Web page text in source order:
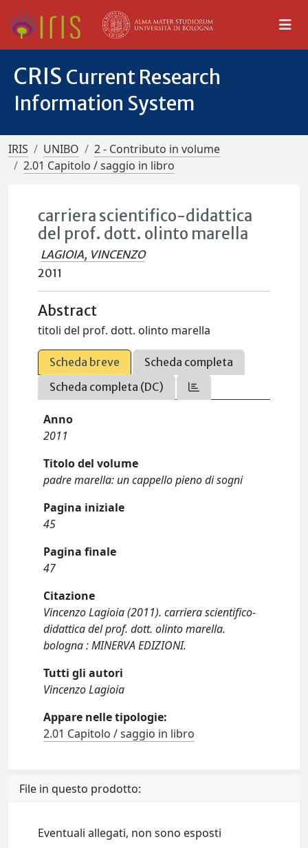
CRIS Current Research
Information System
IRIS UNIBO
2 - Contributo in volume
2.01 Capitolo / saggio in libro
carriera scientifico-didattica
del prof. dott. olinto marella
LAGIOIA, VINCENZO
2011
Abstract
titoli del prof. dott. olinto marella
Scheda breve
Scheda completa
Scheda completa (DC)
Anno
2011
Titolo del volume
padre marella: un cappello pieno di sogni
Pagina iniziale
45
Pagina finale
47
Citazione
Vincenzo Lagioia (2011). carriera scientifico-
didattica del prof. dott. olinto marella.
bologna : MINERVA EDIZIONI.
Tutti gli autori
Vincenzo Lagioia
Appare nelle tipologie:
2.01 Capitolo / saggio in libro
File in questo prodotto:
Eventuali allegati, non sono esposti